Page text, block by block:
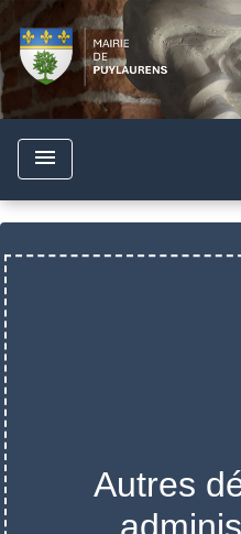
menu
Autres